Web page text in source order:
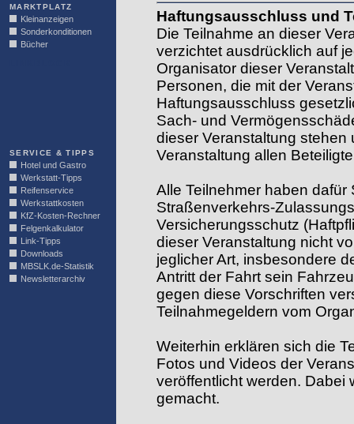
MARKTPLATZ
Kleinanzeigen
Sonderkonditionen
Bücher
SERVICE & TIPPS
Hotel und Gastro
Werkstatt-Tipps
Reifenservice
Werkstattkosten
KfZ-Kosten-Rechner
Felgenkalkulator
Link-Tipps
Downloads
MBSLK.de-Statistik
Newsletterarchiv
Haftungsausschluss und
Die Teilnahme an dieser
verzichtet ausdrücklich auf
Organisator dieser
Personen, die mit der
Haftungsausschluss
Sach- und
dieser Veranstaltung stehen
Veranstaltung allen
Alle Teilnehmer haben
Straßenverkehrs-
Versicherungsschutz
dieser Veranstaltung nicht
jeglicher Art, insbesondere
Antritt der Fahrt sein
gegen diese Vorschriften
Teilnahmegeldern vom
Weiterhin erklären sich die
Fotos und Videos der
veröffentlicht werden. Dabei
gemacht.